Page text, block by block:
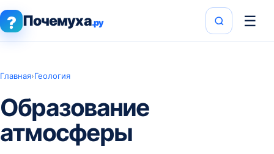
? Почемуха.ру ☰
Главная›Геология
Образование
атмосферы